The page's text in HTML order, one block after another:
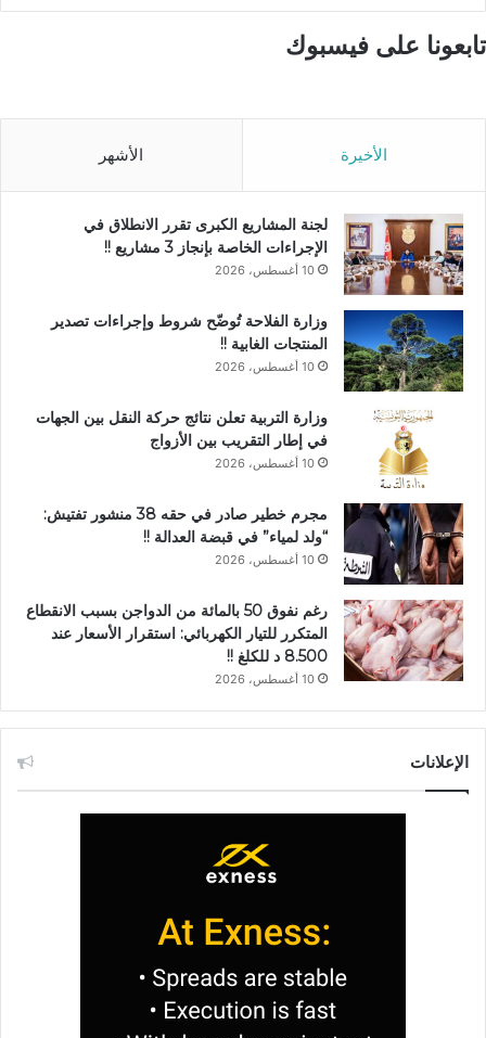
تابعونا على فيسبوك
الأخيرة الأشهر
لجنة المشاريع الكبرى تقرر الانطلاق في
الإجراءات الخاصة بإنجاز 3 مشاريع !!
10 أغسطس، 2026
وزارة الفلاحة تُوضّح شروط وإجراءات تصدير
المنتجات الغابية !!
10 أغسطس، 2026
وزارة التربية تعلن نتائج حركة النقل بين الجهات
في إطار التقريب بين الأزواج
10 أغسطس، 2026
مجرم خطير صادر في حقه 38 منشور تفتيش:
“ولد لمياء” في قبضة العدالة !!
10 أغسطس، 2026
رغم نفوق 50 بالمائة من الدواجن بسبب الانقطاع
المتكرر للتيار الكهربائي: استقرار الأسعار عند
8.500 د للكلغ !!
10 أغسطس، 2026
الإعلانات